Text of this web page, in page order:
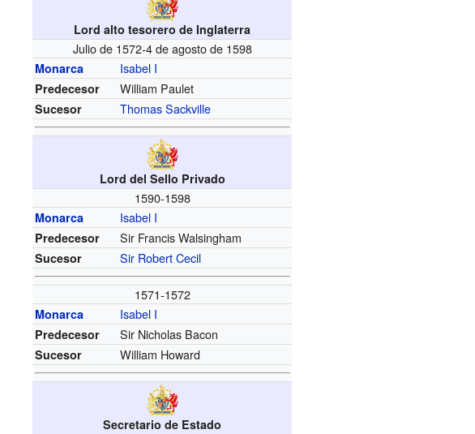
Lord alto tesorero de Inglaterra
Julio de 1572-4 de agosto de 1598
Monarca Isabel I
Predecesor William Paulet
Sucesor Thomas Sackville
Lord del Sello Privado
1590-1598
Monarca Isabel I
Predecesor Sir Francis Walsingham
Sucesor Sir Robert Cecil
1571-1572
Monarca Isabel I
Predecesor Sir Nicholas Bacon
Sucesor William Howard
Secretario de Estado